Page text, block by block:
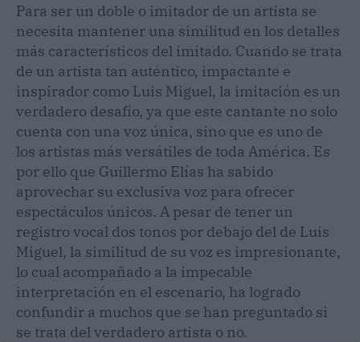
Para ser un doble o imitador de un artista se
necesita mantener una similitud en los detalles
más característicos del imitado. Cuando se trata
de un artista tan auténtico, impactante e
inspirador como Luis Miguel, la imitación es un
verdadero desafío, ya que este cantante no solo
cuenta con una voz única, sino que es uno de
los artistas más versátiles de toda América. Es
por ello que Guillermo Elías ha sabido
aprovechar su exclusiva voz para ofrecer
espectáculos únicos. A pesar de tener un
registro vocal dos tonos por debajo del de Luis
Miguel, la similitud de su voz es impresionante,
lo cual acompañado a la impecable
interpretación en el escenario, ha logrado
confundir a muchos que se han preguntado si
se trata del verdadero artista o no.